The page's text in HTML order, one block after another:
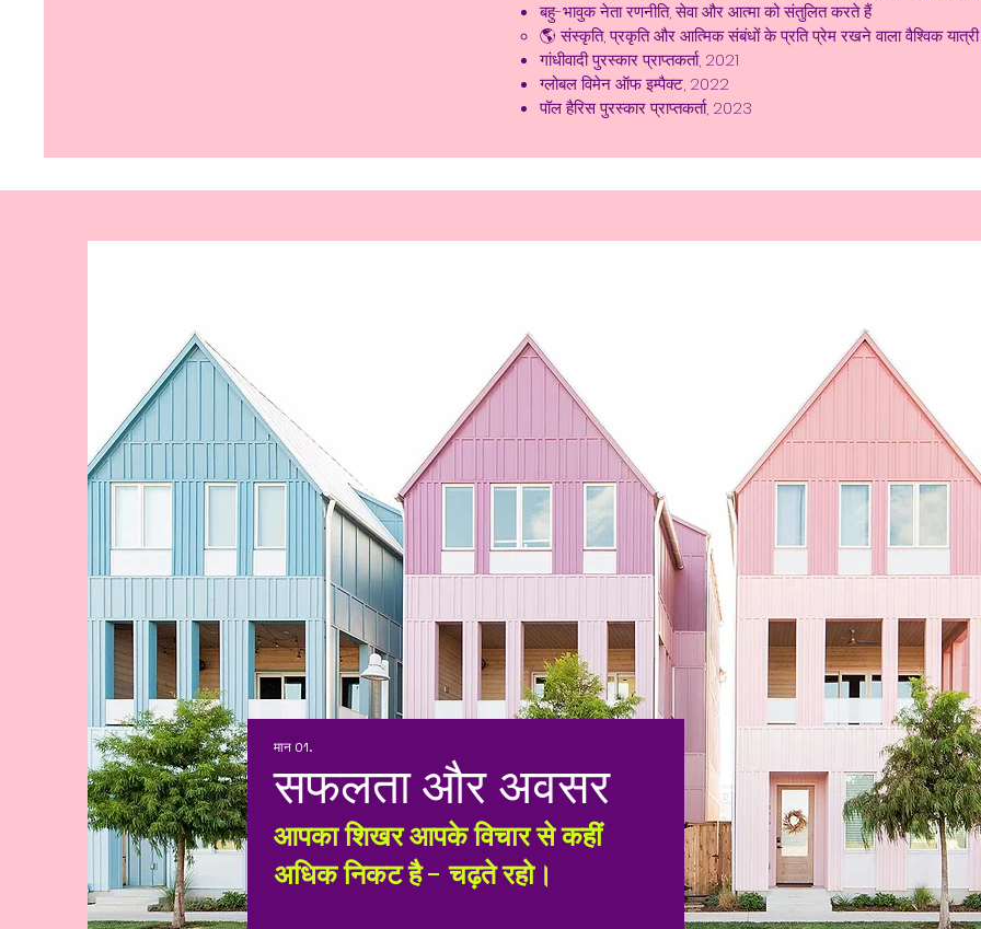
बहु-भावुक नेता रणनीति, सेवा और आत्मा को संतुलित करते हैं
🌎 संस्कृति, प्रकृति और आत्मिक संबंधों के प्रति प्रेम रखने वाला वैश्विक यात्री
गांधीवादी पुरस्कार प्राप्तकर्ता, 2021
ग्लोबल विमेन ऑफ इम्पैक्ट, 2022
पॉल हैरिस पुरस्कार प्राप्तकर्ता, 2023
मान 01.
सफलता और अवसर
आपका शिखर आपके विचार से कहीं
अधिक निकट है - चढ़ते रहो।